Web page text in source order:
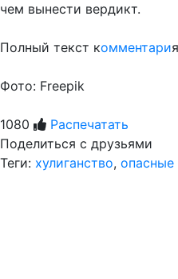
чем вынести вердикт.
Полный текст комментари
Фото: Freepik
1080
Распечатать
Поделиться с друзьями
Теги: хулиганство,